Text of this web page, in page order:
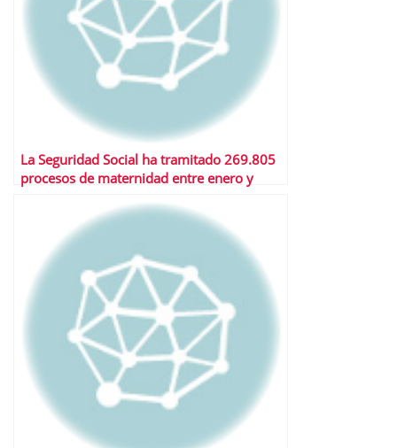
La Seguridad Social ha tramitado 269.805
procesos de maternidad entre enero y